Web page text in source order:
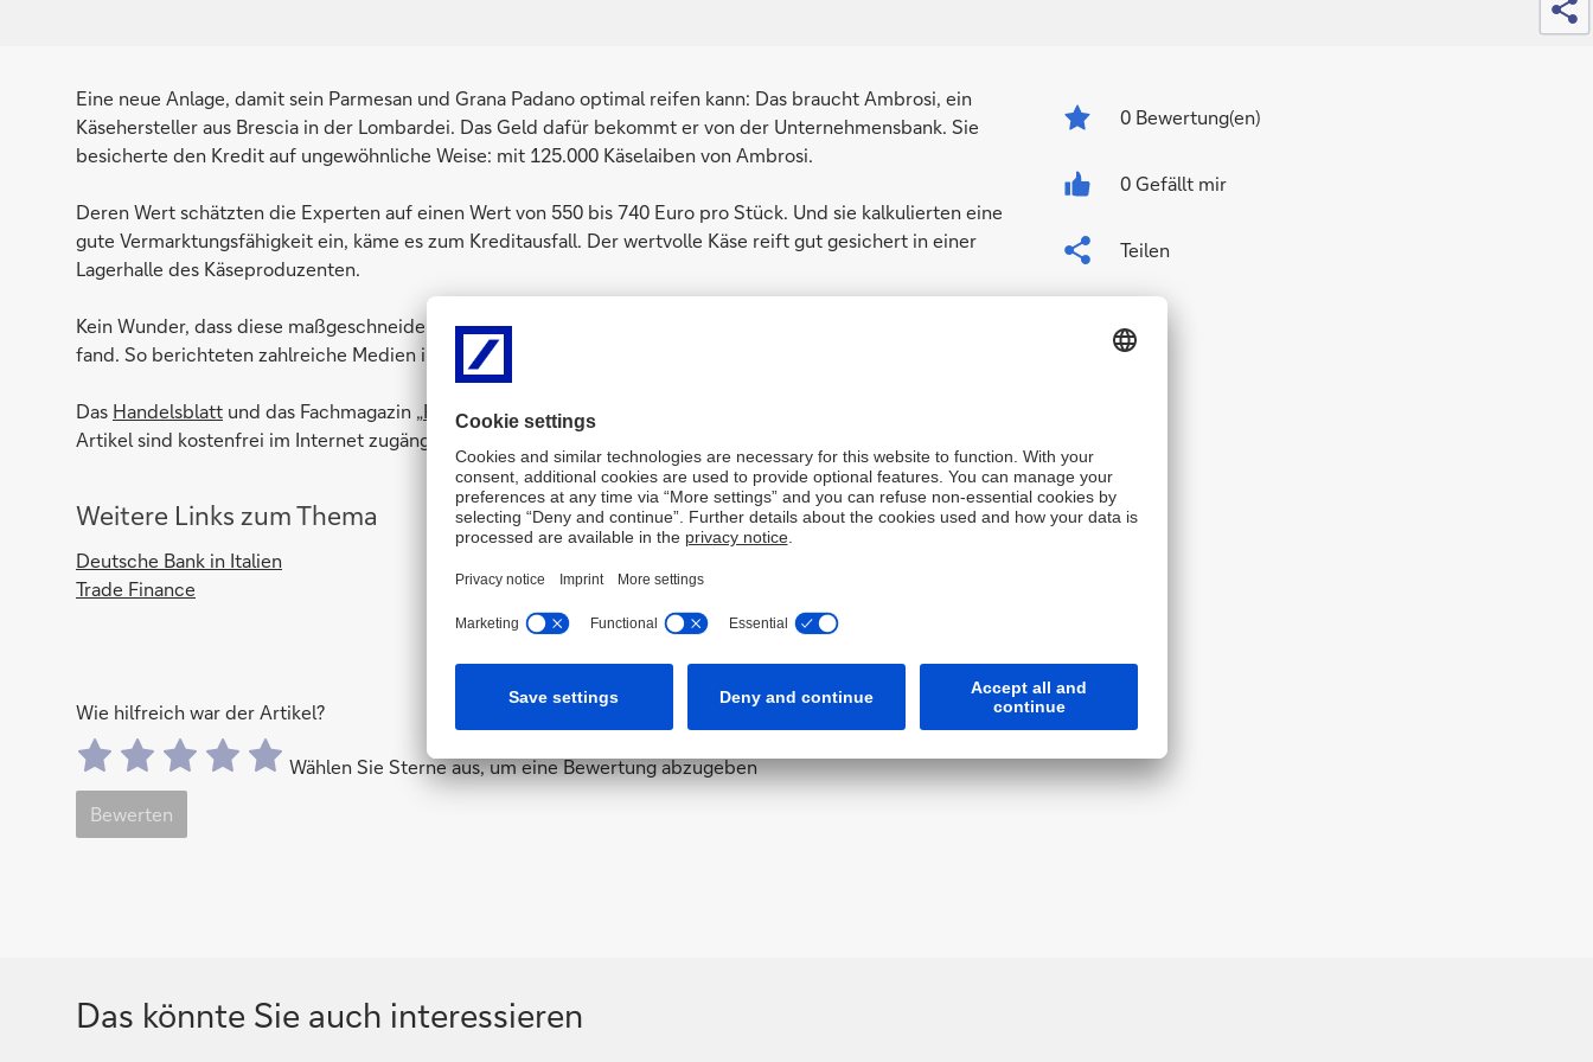
Eine neue Anlage, damit sein Parmesan und Grana Padano optimal reifen kann: Das braucht Ambrosi, ein
Käsehersteller aus Brescia in der Lombardei. Das Geld dafür bekommt er von der Unternehmensbank. Sie
besicherte den Kredit auf ungewöhnliche Weise: mit 125.000 Käselaiben von Ambrosi.
Deren Wert schätzten die Experten auf einen Wert von 550 bis 740 Euro pro Stück. Und sie kalkulierten eine
gute Vermarktungsfähigkeit ein, käme es zum Kreditausfall. Der wertvolle Käse reift gut gesichert in einer
Lagerhalle des Käseproduzenten.
Kein Wunder, dass diese maßgeschneiderte und nicht alltägliche Finanzierung auch in den Medien Widerhall
fand. So berichteten zahlreiche Medien in Deutschland, England, der Schweiz, Frankreich und Italien darüber.
Das Handelsblatt und das Fachmagazin „Fonds professionell
Artikel sind kostenfrei im Internet zugänglich.
Weitere Links zum Thema
Deutsche Bank in Italien
Trade Finance
Wie hilfreich war der Artikel?
Wählen Sie Sterne aus, um eine Bewertung abzugeben
Bewerten
0 Bewertung(en)
0 Gefällt mir
Teilen
Das könnte Sie auch interessieren